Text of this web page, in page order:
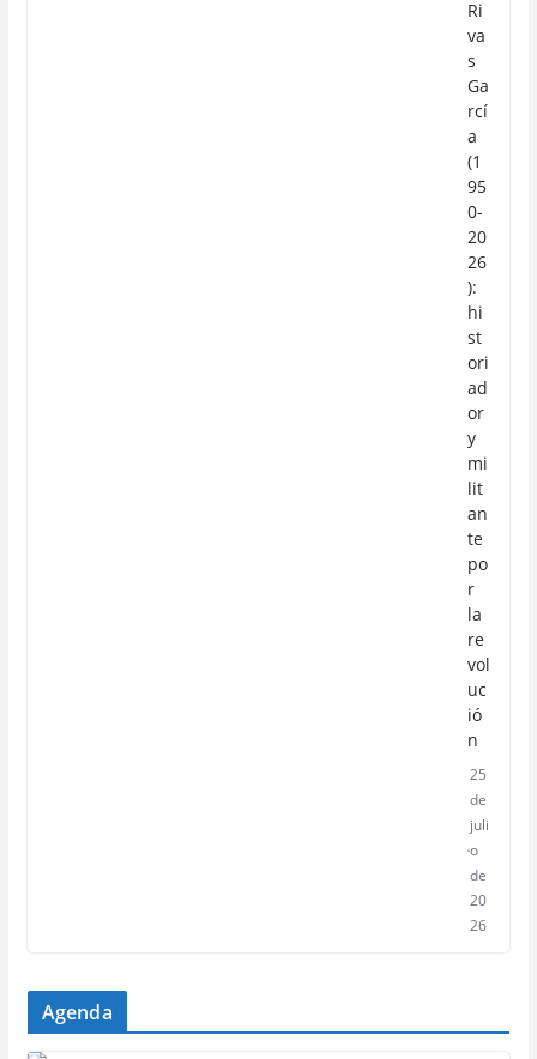
Ri
va
s
Ga
rcí
a
(1
95
0-
20
26
):
hi
st
ori
ad
or
y
mi
lit
an
te
po
r
la
re
vol
uc
ió
n
25
de
juli
o
de
20
26
Agenda